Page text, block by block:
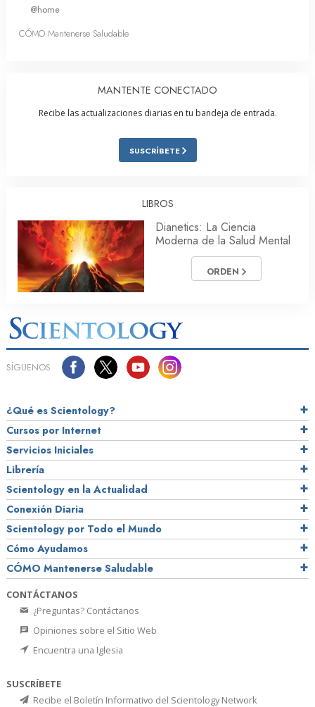
@home
CÓMO Mantenerse Saludable
MANTENTE CONECTADO
Recibe las actualizaciones diarias en tu bandeja de entrada.
SUSCRÍBETE
LIBROS
Dianetics: La Ciencia
Moderna de la Salud Mental
ORDEN
SÍGUENOS
¿Qué es Scientology?
Cursos por Internet
Servicios Iniciales
Librería
Scientology en la Actualidad
Conexión Diaria
Scientology por Todo el Mundo
Cómo Ayudamos
CÓMO Mantenerse Saludable
CONTÁCTANOS
¿Preguntas? Contáctanos
Opiniones sobre el Sitio Web
Encuentra una Iglesia
SUSCRÍBETE
Recibe el Boletín Informativo del Scientology Network